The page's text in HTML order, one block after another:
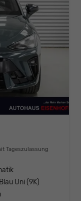
Tageszulassung
Uni (9K)